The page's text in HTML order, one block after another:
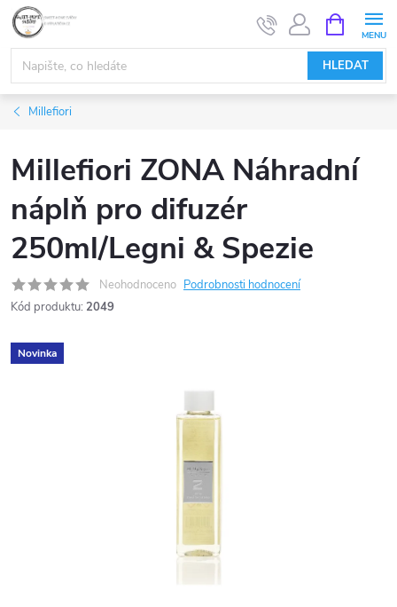
Přejít
obsah
HLEDAT
NÁKUPNÍ
KOŠÍK
Millefiori
Millefiori ZONA Náhradní
náplň pro difuzér
250ml/Legni & Spezie
Neohodnoceno Podrobnosti hodnocení
Kód produktu: 2049
Novinka